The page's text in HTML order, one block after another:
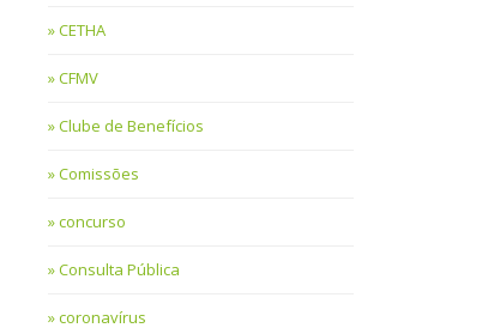
CETHA
CFMV
Clube de Benefícios
Comissões
concurso
Consulta Pública
coronavírus